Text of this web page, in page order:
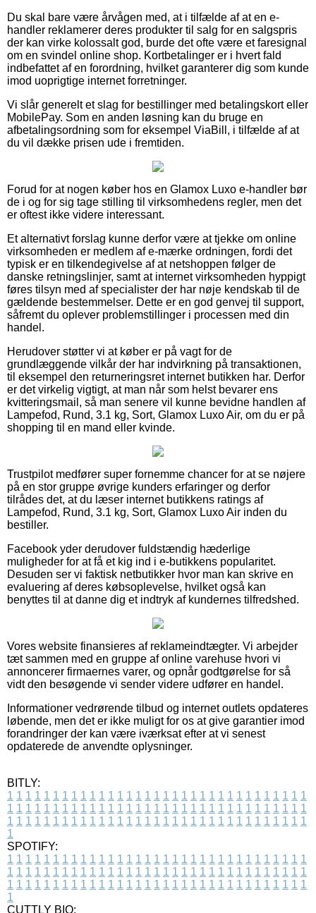
Du skal bare være årvågen med, at i tilfælde af at en e-
handler reklamerer deres produkter til salg for en salgspris
der kan virke kolossalt god, burde det ofte være et faresignal
om en svindel online shop. Kortbetalinger er i hvert fald
indbefattet af en forordning, hvilket garanterer dig som kunde
imod uoprigtige internet forretninger.
Vi slår generelt et slag for bestillinger med betalingskort eller
MobilePay. Som en anden løsning kan du bruge en
afbetalingsordning som for eksempel ViaBill, i tilfælde af at
du vil dække prisen ude i fremtiden.
Forud for at nogen køber hos en Glamox Luxo e-handler bør
de i og for sig tage stilling til virksomhedens regler, men det
er oftest ikke videre interessant.
Et alternativt forslag kunne derfor være at tjekke om online
virksomheden er medlem af e-mærke ordningen, fordi det
typisk er en tilkendegivelse af at netshoppen følger de
danske retningslinjer, samt at internet virksomheden hyppigt
føres tilsyn med af specialister der har nøje kendskab til de
gældende bestemmelser. Dette er en god genvej til support,
såfremt du oplever problemstillinger i processen med din
handel.
Herudover støtter vi at køber er på vagt for de
grundlæggende vilkår der har indvirkning på transaktionen,
til eksempel den returneringsret internet butikken har. Derfor
er det virkelig vigtigt, at man når som helst bevarer ens
kvitteringsmail, så man senere vil kunne bevidne handlen af
Lampefod, Rund, 3.1 kg, Sort, Glamox Luxo Air, om du er på
shopping til en mand eller kvinde.
Trustpilot medfører super fornemme chancer for at se nøjere
på en stor gruppe øvrige kunders erfaringer og derfor
tilrådes det, at du læser internet butikkens ratings af
Lampefod, Rund, 3.1 kg, Sort, Glamox Luxo Air inden du
bestiller.
Facebook yder derudover fuldstændig hæderlige
muligheder for at få et kig ind i e-butikkens popularitet.
Desuden ser vi faktisk netbutikker hvor man kan skrive en
evaluering af deres købsoplevelse, hvilket også kan
benyttes til at danne dig et indtryk af kundernes tilfredshed.
Vores website finansieres af reklameindtægter. Vi arbejder
tæt sammen med en gruppe af online varehuse hvori vi
annoncerer firmaernes varer, og opnår godtgørelse for så
vidt den besøgende vi sender videre udfører en handel.
Informationer vedrørende tilbud og internet outlets opdateres
løbende, men det er ikke muligt for os at give garantier imod
forandringer der kan være iværksat efter at vi senest
opdaterede de anvendte oplysninger.
BITLY:
1 1 1 1 1 1 1 1 1 1 1 1 1 1 1 1 1 1 1 1 1 1 1 1 1 1 1 1 1 1 1 1 1
1 1 1 1 1 1 1 1 1 1 1 1 1 1 1 1 1 1 1 1 1 1 1 1 1 1 1 1 1 1 1 1 1
1 1 1 1 1 1 1 1 1 1 1 1 1 1 1 1 1 1 1 1 1 1 1 1 1 1 1 1 1 1 1 1 1
1
SPOTIFY:
1 1 1 1 1 1 1 1 1 1 1 1 1 1 1 1 1 1 1 1 1 1 1 1 1 1 1 1 1 1 1 1 1
1 1 1 1 1 1 1 1 1 1 1 1 1 1 1 1 1 1 1 1 1 1 1 1 1 1 1 1 1 1 1 1 1
1 1 1 1 1 1 1 1 1 1 1 1 1 1 1 1 1 1 1 1 1 1 1 1 1 1 1 1 1 1 1 1 1
1
CUTTLY BIO: